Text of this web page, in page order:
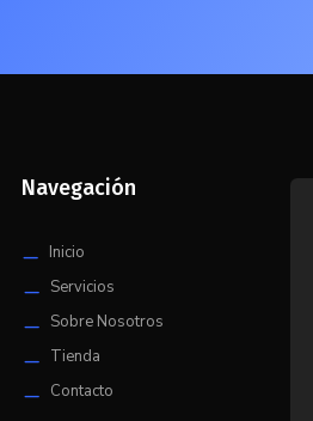
Navegación
K Inicio
K Servicios
K Sobre Nosotros
K Tienda
K Contacto